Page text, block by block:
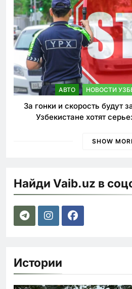
АВТО НОВОСТИ
За гонки и скорость будут
Узбекистане хотят
SHOW
Найди Vaib.uz в
Истории